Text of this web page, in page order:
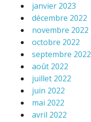
janvier 2023
décembre 2022
novembre 2022
octobre 2022
septembre 2022
août 2022
juillet 2022
juin 2022
mai 2022
avril 2022